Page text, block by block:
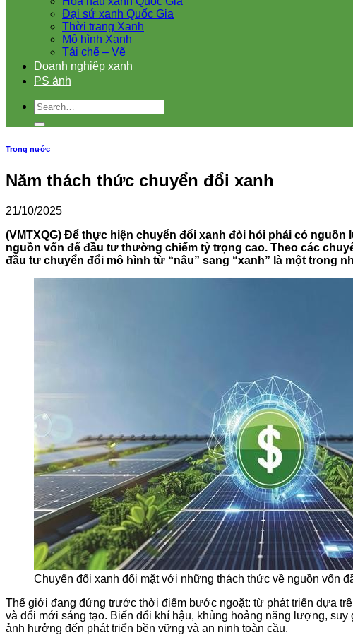
Đại sứ xanh Quốc Gia
Thời trang Xanh
Mô hình Xanh
Tái chế – Vẽ
Doanh nghiệp xanh
PS ảnh
Trong nước
Năm thách thức chuyển đổi xanh
21/10/2025
(VMTXQG) Để thực hiện chuyển đổi xanh đòi hỏi phải có
nguồn vốn để đầu tư thường chiếm tỷ trọng cao. Theo các
đầu tư chuyển đổi mô hình từ “nâu” sang “xanh” là một trong
Chuyển đổi xanh đối mặt với những thách thức về nguồn vốn
Thế giới đang đứng trước thời điểm bước ngoặt: từ phát triển dựa
và đổi mới sáng tạo. Biến đổi khí hậu, khủng hoảng năng lượng,
ảnh hưởng đến phát triển bền vững và an ninh toàn cầu.